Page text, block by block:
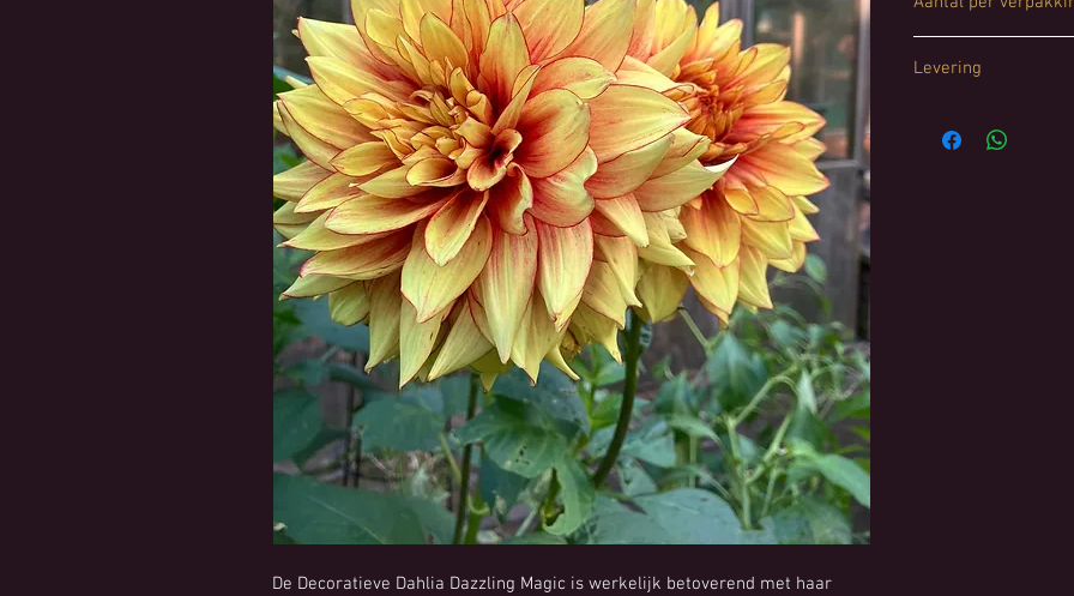
De Decoratieve Dahlia Dazzling Magic is werkelijk betoverend met haar
Levering